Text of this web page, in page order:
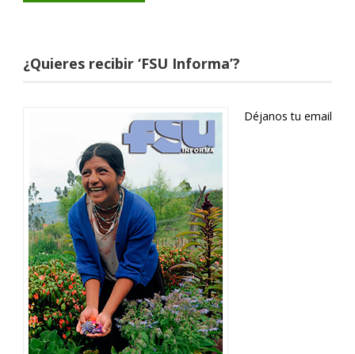
¿Quieres recibir ‘FSU Informa’?
Déjanos tu email